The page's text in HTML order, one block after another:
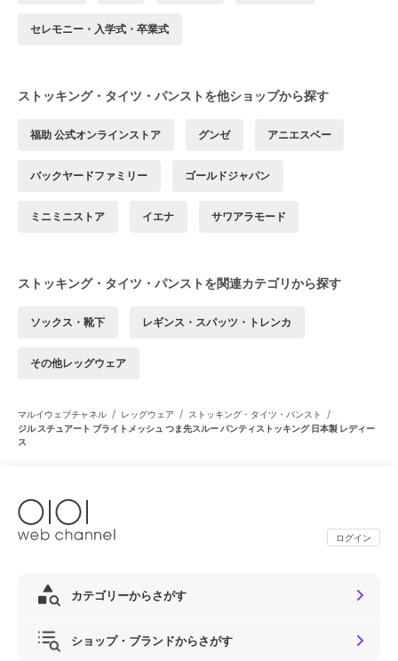
セレモニー・入学式・卒業式
ストッキング・タイツ・パンストを他ショップから探す
福助 公式オンラインストア グンゼ アニエスベー
バックヤードファミリー ゴールドジャパン
ミニミニストア イエナ サワアラモード
ストッキング・タイツ・パンストを関連カテゴリから探す
ソックス・靴下 レギンス・スパッツ・トレンカ
その他レッグウェア
マルイウェブチャネル / レッグウェア / ストッキング・タイツ・パンスト /
ジル スチュアート ブライトメッシュ つま先スルー パンティストッキング 日本製 レディー
ス
ログイン
カテゴリーからさがす
ショップ・ブランドからさがす